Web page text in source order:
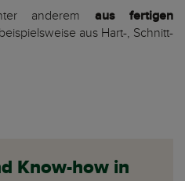
anderem aus fertigen
aus Hart-, Schnitt-
Know-how in